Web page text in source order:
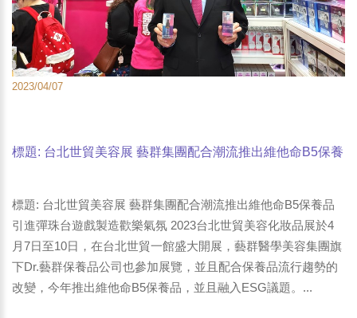
2023/04/07
標題: 台北世貿美容展 藝群集團配合潮流推出維他命B5保養
標題: 台北世貿美容展 藝群集團配合潮流推出維他命B5保養品
引進彈珠台遊戲製造歡樂氣氛 2023台北世貿美容化妝品展於4
月7日至10日，在台北世貿一館盛大開展，藝群醫學美容集團旗
下Dr.藝群保養品公司也參加展覽，並且配合保養品流行趨勢的
改變，今年推出維他命B5保養品，並且融入ESG議題。...